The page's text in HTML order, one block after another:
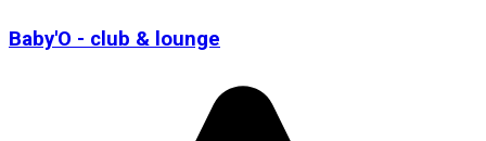
Baby'O - club & lounge